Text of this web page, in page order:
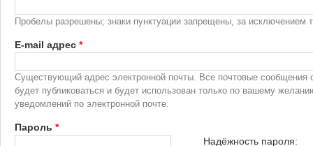
Пробелы разрешены; знаки пунктуации запрещены, за исключением
E-mail адрес *
Существующий адрес электронной почты. Все почтовые сообщения
будет публиковаться и будет использован только по вашему
уведомлений по электронной почте.
Надёжность пароля:
Пароль *